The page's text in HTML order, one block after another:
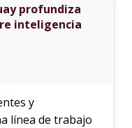
profundiza
inteligencia
y
línea de trabajo